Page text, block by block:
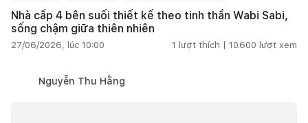
Nhà cấp 4 bên suối thiết kế theo tinh thần Wabi Sabi,
sống chậm giữa thiên nhiên
27/06/2026, lúc 10:00 1 lượt thích | 10.600 lượt xem
Nguyễn Thu Hằng